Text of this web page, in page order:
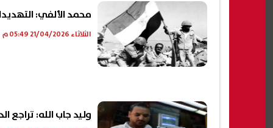
محمد الألفي:
الثلاثاء 21/04/2026 05:49 م
وليد جاب الله: تراجع